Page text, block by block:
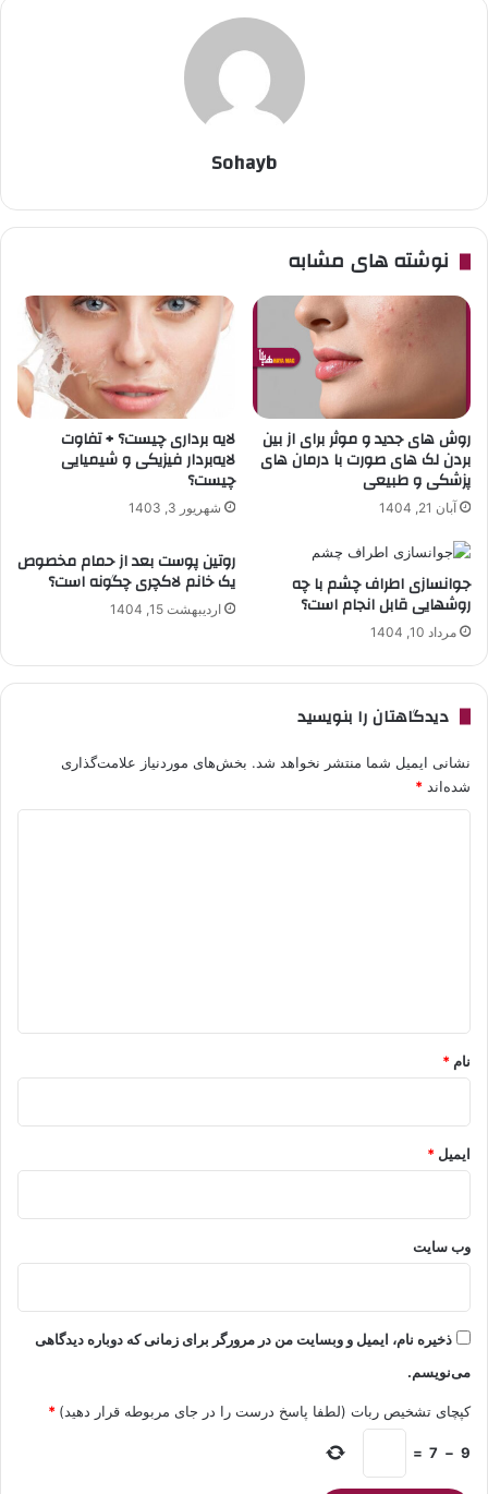
Sohayb
نوشته های مشابه
روش های جدید و موثر برای از بین
بردن لک های صورت با درمان های
پزشکی و طبیعی
آبان 21, 1404
لایه برداری چیست؟ + تفاوت
لایه‌بردار فیزیکی و شیمیایی
چیست؟
شهریور 3, 1403
جوانسازی اطراف چشم با چه
روشهایی قابل انجام است؟
مرداد 10, 1404
روتین پوست بعد از حمام مخصوص
یک خانم لاکچری چگونه است؟
اردیبهشت 15, 1404
دیدگاهتان را بنویسید
نشانی ایمیل شما منتشر نخواهد شد. بخش‌های موردنیاز علامت‌گذاری
شده‌اند *
نام *
ایمیل *
وب‌ سایت
ذخیره نام، ایمیل و وبسایت من در مرورگر برای زمانی که دوباره دیدگاهی
می‌نویسم.
کپچای تشخیص ربات (لطفا پاسخ درست را در جای مربوطه قرار دهید) *
9
−
7
=